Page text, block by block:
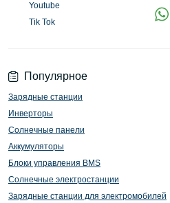
Популярное
Зарядные станции
Инверторы
Солнечные панели
Аккумуляторы
Блоки управления BMS
Солнечные электростанции
Зарядные станции для электромобилей
Youtube
Tik Tok